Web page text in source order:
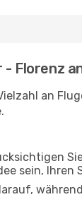
- Florenz
an
sein,